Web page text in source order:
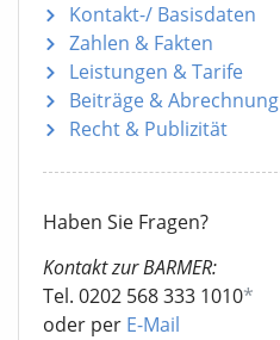
Kontakt-/ Basisdaten
Zahlen & Fakten
Leistungen & Tarife
Beiträge & Abrechnung
Recht & Publizität
Haben Sie Fragen?
Kontakt zur BARMER:
Tel. 0202 568 333 1010*
oder per E-Mail